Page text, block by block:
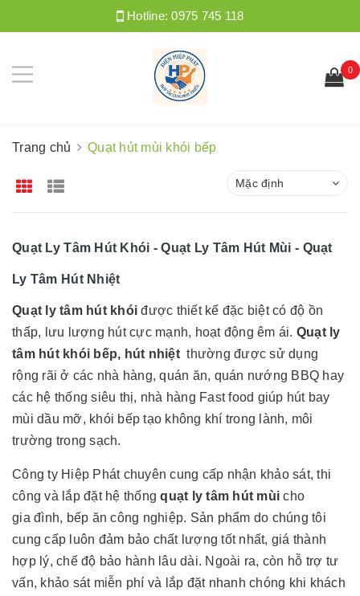
Hotline:0975 745 118
0
Trang chủ Quạt hút mùi khói bếp
Mặc định
Quạt Ly Tâm Hút Khói - Quạt Ly Tâm Hút Mùi - Quạt
Ly Tâm Hút Nhiệt
Quạt ly tâm hút khói được thiết kế đặc biệt có độ ồn
thấp, lưu lượng hút cực mạnh, hoạt động êm ái. Quạt ly
tâm hút khói bếp, hút nhiệtthường được sử dụng
rộng rãi ở các nhà hàng, quán ăn, quán nướng BBQ hay
các hệ thống siêu thị, nhà hàng Fast food giúp hút bay
mùi dầu mỡ, khói bếp tạo không khí trong lành, môi
trường trong sạch.
Công ty Hiệp Phát chuyên cung cấp nhận khảo sát, thi
công và lắp đặt hệ thốngquạt ly tâm hút mùi cho
gia đình, bếp ăn công nghiệp. Sản phẩm do chúng tôi
cung cấp luôn đảm bảo chất lượng tốt nhất, giá thành
hợp lý, chế độ bảo hành lâu dài. Ngoài ra, còn hỗ trợ tư
vấn, khảo sát miễn phí và lắp đặt nhanh chóng khi khách